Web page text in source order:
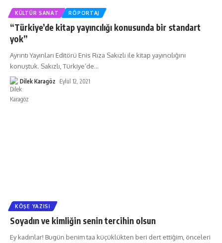
KÜLTÜR SANAT RÖPORTAJ
“Türkiye’de kitap yayıncılığı konusunda bir standart
yok”
Ayrıntı Yayınları Editörü Enis Rıza Sakızlı ile kitap yayıncılığını
konuştuk. Sakızlı, Türkiye’de…
Dilek Karagöz Eylül 12, 2021
KÖŞE YAZISI
Soyadın ve kimliğin senin tercihin olsun
Ey kadınlar! Bugün benim taa küçüklükten beri dert ettiğim, önceleri